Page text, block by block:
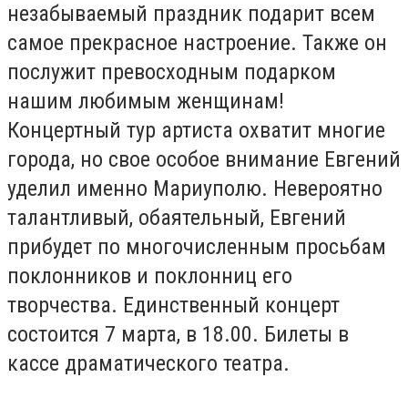
незабываемый праздник подарит всем
самое прекрасное настроение. Также он
послужит превосходным подарком
нашим любимым женщинам!
Концертный тур артиста охватит многие
города, но свое особое внимание Евгений
уделил именно Мариуполю. Невероятно
талантливый, обаятельный, Евгений
прибудет по многочисленным просьбам
поклонников и поклонниц его
творчества. Единственный концерт
состоится 7 марта, в 18.00. Билеты в
кассе драматического театра.